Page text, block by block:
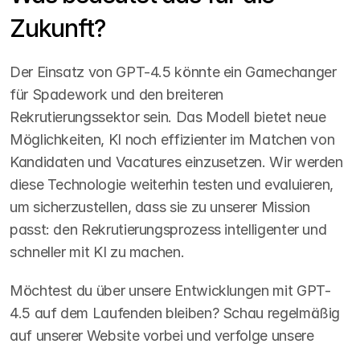
Zukunft?
Der Einsatz von GPT-4.5 könnte ein Gamechanger
für Spadework und den breiteren
Rekrutierungssektor sein. Das Modell bietet neue
Möglichkeiten, KI noch effizienter im Matchen von
Kandidaten und Vacatures einzusetzen. Wir werden
diese Technologie weiterhin testen und evaluieren,
um sicherzustellen, dass sie zu unserer Mission
passt: den Rekrutierungsprozess intelligenter und
schneller mit KI zu machen.
Möchtest du über unsere Entwicklungen mit GPT-
4.5 auf dem Laufenden bleiben? Schau regelmäßig
auf unserer Website vorbei und verfolge unsere